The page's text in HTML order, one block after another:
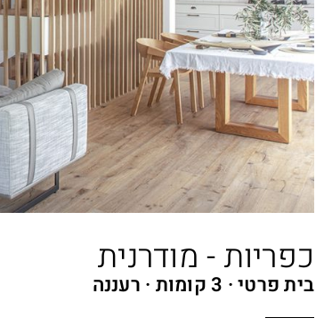
כפריות - מודרנית
בית פרטי רעננה